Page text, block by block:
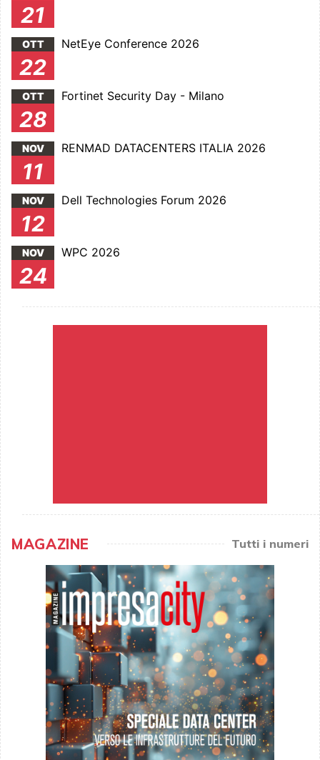
21
OTT
22
NetEye Conference 2026
OTT
28
Fortinet Security Day - Milano
NOV
11
RENMAD DATACENTERS ITALIA 2026
NOV
12
Dell Technologies Forum 2026
NOV
24
WPC 2026
MAGAZINE Tutti i numeri